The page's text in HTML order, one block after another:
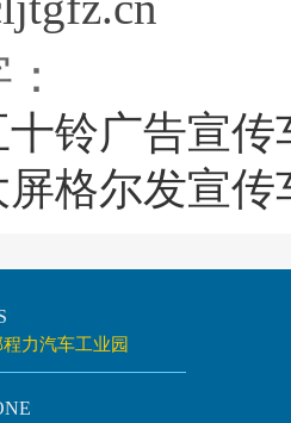
十铃广告宣传
屏格尔发宣传
力汽车工业园